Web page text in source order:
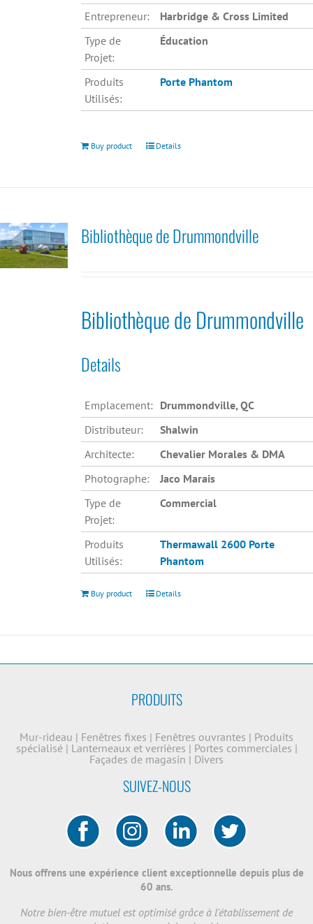
Entrepreneur:
Harbridge & Cross Limited
Type de
Projet:
Éducation
Produits
Utilisés:
Porte Phantom
Buy product Details
Bibliothèque de Drummondville
Bibliothèque de Drummondville
Details
Emplacement: Drummondville, QC
Distributeur:
Shalwin
Architecte:
Chevalier Morales & DMA
Photographe:
Jaco Marais
Type de
Projet:
Commercial
Produits
Utilisés:
Thermawall 2600 Porte
Phantom
Buy product Details
PRODUITS
Mur-rideau | Fenêtres fixes | Fenêtres ouvrantes | Produits
spécialisé | Lanterneaux et verrières | Portes commerciales |
Façades de magasin | Divers
SUIVEZ-NOUS
Nous offrens une expérience client exceptionnelle depuis plus de
60 ans.
Notre bien-être mutuel est optimisé grâce à l'établissement de